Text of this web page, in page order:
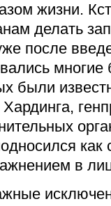
жизни.
делать
после
многие
были
как
в